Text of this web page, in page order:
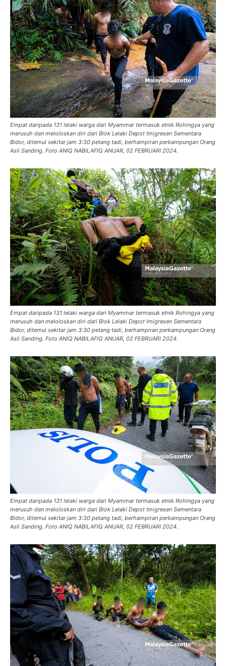
Empat daripada 131 lelaki warga dari Myammar termasuk etnik Rohingya yang
merusuh dan meloloskan diri dari Blok Lelaki Depot Imigresen Sementara
Bidor, ditemui sekitar jam 3:30 petang tadi, berhampiran perkampungan Orang
Asli Sanding. Foto ANIQ NABILAFIQ ANUAR, 02 FEBRUARI 2024.
Empat daripada 131 lelaki warga dari Myammar termasuk etnik Rohingya yang
merusuh dan meloloskan diri dari Blok Lelaki Depot Imigresen Sementara
Bidor, ditemui sekitar jam 3:30 petang tadi, berhampiran perkampungan Orang
Asli Sanding. Foto ANIQ NABILAFIQ ANUAR, 02 FEBRUARI 2024.
Empat daripada 131 lelaki warga dari Myammar termasuk etnik Rohingya yang
merusuh dan meloloskan diri dari Blok Lelaki Depot Imigresen Sementara
Bidor, ditemui sekitar jam 3:30 petang tadi, berhampiran perkampungan Orang
Asli Sanding. Foto ANIQ NABILAFIQ ANUAR, 02 FEBRUARI 2024.